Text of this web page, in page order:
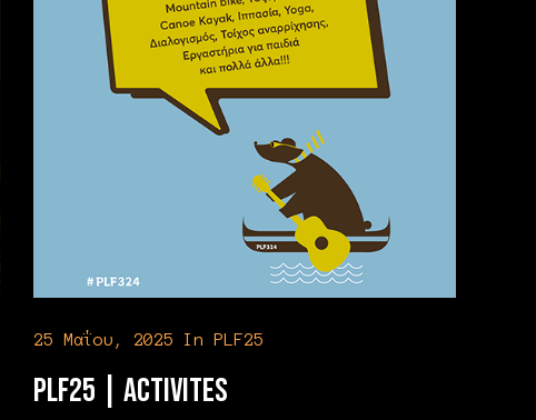
25 Μαΐου, 2025 In PLF25
PLF25 | Activites